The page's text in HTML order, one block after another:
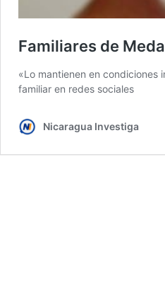
Familiares de
«Lo mantienen en
familiar en redes sociales
Nicaragua Investiga